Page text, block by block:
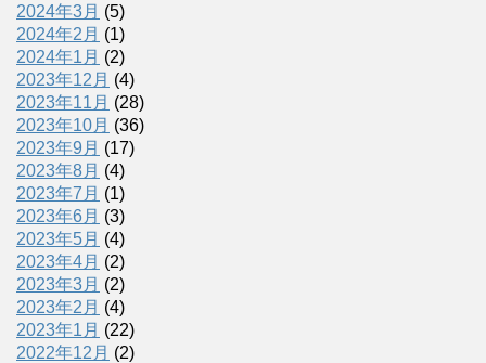
2024年3月 (5)
2024年2月 (1)
2024年1月 (2)
2023年12月 (4)
2023年11月 (28)
2023年10月 (36)
2023年9月 (17)
2023年8月 (4)
2023年7月 (1)
2023年6月 (3)
2023年5月 (4)
2023年4月 (2)
2023年3月 (2)
2023年2月 (4)
2023年1月 (22)
2022年12月 (2)